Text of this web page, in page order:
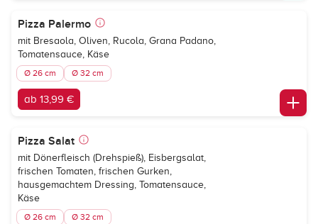
Pizza Palermo
mit Bresaola, Oliven, Rucola, Grana Padano,
Tomatensauce, Käse
Ø 26 cm Ø 32 cm
ab 13,99 €
Pizza Salat
mit Dönerfleisch (Drehspieß), Eisbergsalat,
frischen Tomaten, frischen Gurken,
hausgemachtem Dressing, Tomatensauce,
Käse
Ø 26 cm Ø 32 cm